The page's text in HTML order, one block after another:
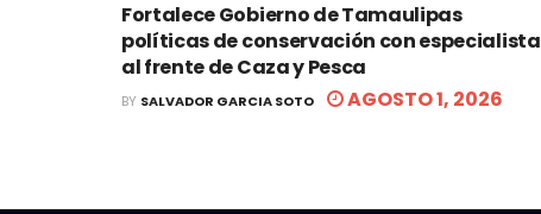
Fortalece Gobierno de Tamaulipas
políticas de conservación con especialista
al frente de Caza y Pesca
BY SALVADOR GARCIA SOTO AGOSTO 1, 2026